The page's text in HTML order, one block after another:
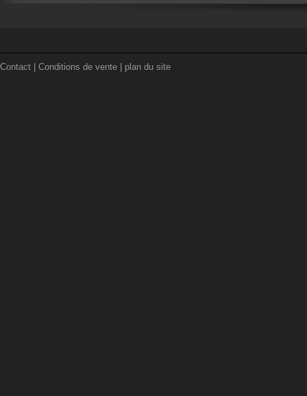
Contact Conditions de vente plan du site